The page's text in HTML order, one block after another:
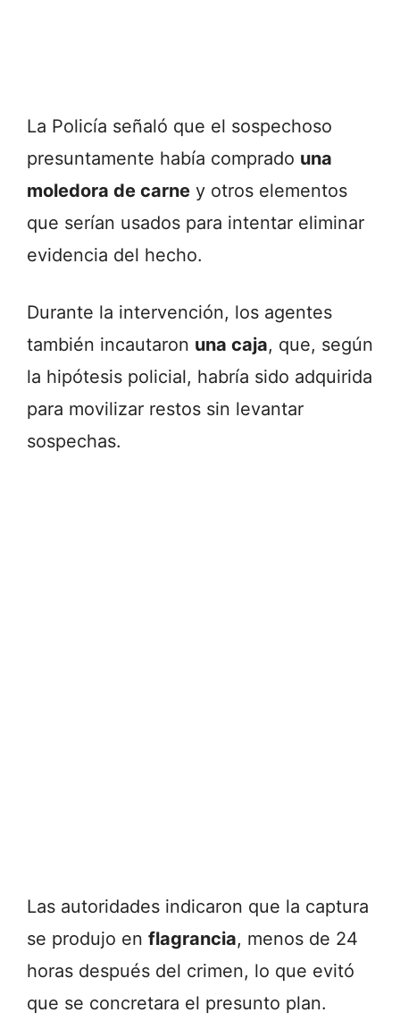
La Policía señaló que el sospechoso
presuntamente había comprado una
moledora de carne y otros elementos
que serían usados para intentar eliminar
evidencia del hecho.
Durante la intervención, los agentes
también incautaron una caja, que, según
la hipótesis policial, habría sido adquirida
para movilizar restos sin levantar
sospechas.
Las autoridades indicaron que la captura
se produjo en flagrancia, menos de 24
horas después del crimen, lo que evitó
que se concretara el presunto plan.